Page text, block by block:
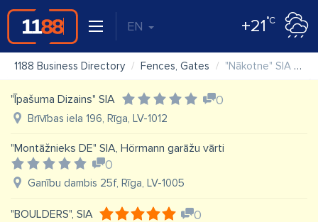
EN +21°C
1188 Business Directory Fences, Gates "Nākotne" SIA ražošanas komercfirma
"Īpašuma Dizains" SIA 0
Brīvības iela 196, Rīga, LV-1012
"Montāžnieks DE" SIA, Hörmann garāžu vārti
0
Ganību dambis 25f, Rīga, LV-1005
"BOULDERS", SIA 0